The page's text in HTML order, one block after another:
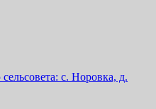
с. Норовка, д.